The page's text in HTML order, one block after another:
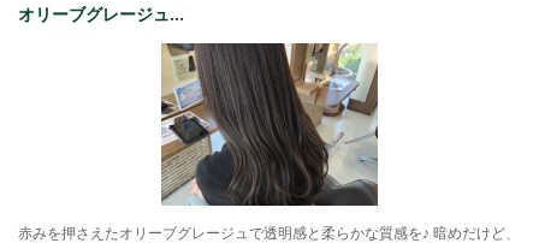
オリーブグレージュ...
赤みを押さえたオリーブグレージュで透明感と柔らかな質感を♪ 暗めだけど、